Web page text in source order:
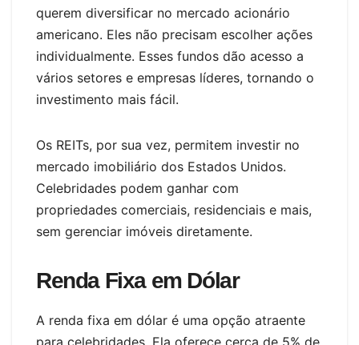
querem diversificar no mercado acionário
americano. Eles não precisam escolher ações
individualmente. Esses fundos dão acesso a
vários setores e empresas líderes, tornando o
investimento mais fácil.
Os REITs, por sua vez, permitem investir no
mercado imobiliário dos Estados Unidos.
Celebridades podem ganhar com
propriedades comerciais, residenciais e mais,
sem gerenciar imóveis diretamente.
Renda Fixa em Dólar
A renda fixa em dólar é uma opção atraente
para celebridades. Ela oferece cerca de 5% de